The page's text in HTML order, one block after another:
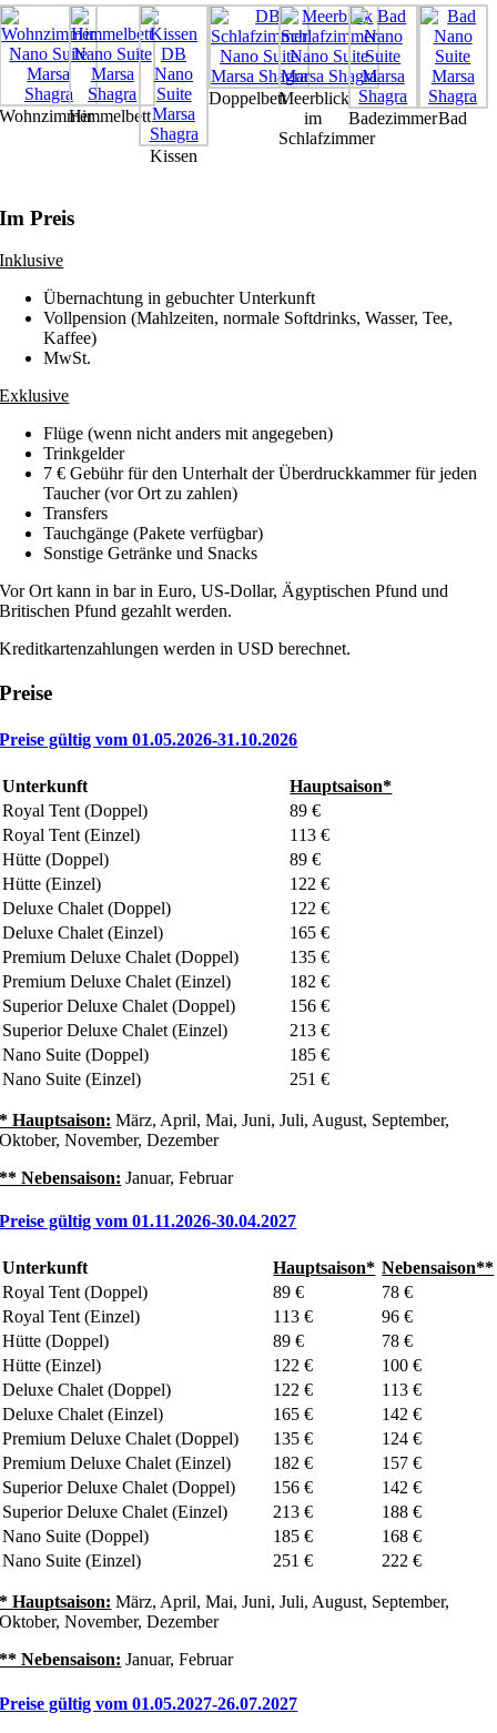
WohnzimmerHimmelbett
Kissen
DoppelbettMeerblick
im
Schlafzimmer
BadezimmerBad
Im Preis
Inklusive
Übernachtung in gebuchter Unterkunft
Vollpension (Mahlzeiten, normale Softdrinks, Wasser, Tee,
Kaffee)
MwSt.
Exklusive
Flüge (wenn nicht anders mit angegeben)
Trinkgelder
7 € Gebühr für den Unterhalt der Überdruckkammer für jeden
Taucher (vor Ort zu zahlen)
Transfers
Tauchgänge (Pakete verfügbar)
Sonstige Getränke und Snacks
Vor Ort kann in bar in Euro, US-Dollar, Ägyptischen Pfund und
Britischen Pfund gezahlt werden.
Kreditkartenzahlungen werden in USD berechnet.
Preise
Preise gültig vom 01.05.2026-31.10.2026
Unterkunft
Hauptsaison*
Royal Tent (Doppel)
89 €
Royal Tent (Einzel)
113 €
Hütte (Doppel)
89 €
Hütte (Einzel)
122 €
Deluxe Chalet (Doppel)
122 €
Deluxe Chalet (Einzel)
165 €
Premium Deluxe Chalet (Doppel)
135 €
Premium Deluxe Chalet (Einzel)
182 €
Superior Deluxe Chalet (Doppel)
156 €
Superior Deluxe Chalet (Einzel)
213 €
Nano Suite (Doppel)
185 €
Nano Suite (Einzel)
251 €
* Hauptsaison: März, April, Mai, Juni, Juli, August, September,
Oktober, November, Dezember
** Nebensaison: Januar, Februar
Preise gültig vom 01.11.2026-30.04.2027
Unterkunft Hauptsaison* Nebensaison**
Royal Tent (Doppel)
89 €
78 €
Royal Tent (Einzel)
113 €
96 €
Hütte (Doppel)
89 €
78 €
Hütte (Einzel)
122 €
100 €
Deluxe Chalet (Doppel)
122 €
113 €
Deluxe Chalet (Einzel)
165 €
142 €
Premium Deluxe Chalet (Doppel)
135 €
124 €
Premium Deluxe Chalet (Einzel)
182 €
157 €
Superior Deluxe Chalet (Doppel)
156 €
142 €
Superior Deluxe Chalet (Einzel)
213 €
188 €
Nano Suite (Doppel)
185 €
168 €
Nano Suite (Einzel)
251 € 222 €
* Hauptsaison: März, April, Mai, Juni, Juli, August, September,
Oktober, November, Dezember
** Nebensaison: Januar, Februar
Preise gültig vom 01.05.2027-26.07.2027